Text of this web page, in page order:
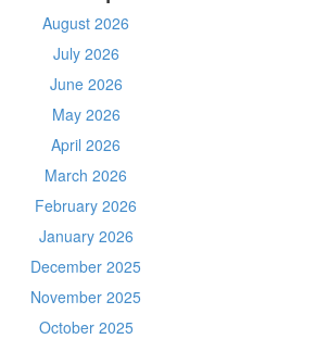
August 2026
July 2026
June 2026
May 2026
April 2026
March 2026
February 2026
January 2026
December 2025
November 2025
October 2025